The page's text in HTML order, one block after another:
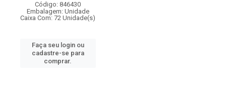
Código: 846430
Embalagem: Unidade
Caixa Com: 72 Unidade(s)
Faça seu login ou
cadastre-se para
comprar.